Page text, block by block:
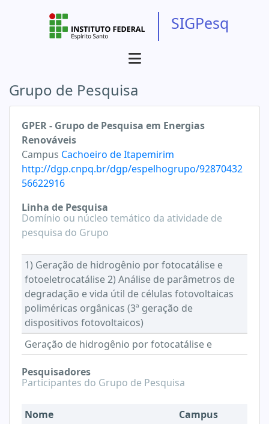
SIGPesq
Grupo de Pesquisa
GPER - Grupo de Pesquisa em Energias
Renováveis
Campus Cachoeiro de Itapemirim
http://dgp.cnpq.br/dgp/espelhogrupo/92870432
56622916
Linha de Pesquisa
Domínio ou núcleo temático da atividade de
pesquisa do Grupo
1) Geração de hidrogênio por fotocatálise e
fotoeletrocatálise 2) Análise de parâmetros de
degradação e vida útil de células fotovoltaicas
poliméricas orgânicas (3ª geração de
dispositivos fotovoltaicos)
Geração de hidrogênio por fotocatálise e
Pesquisadores
Participantes do Grupo de Pesquisa
Nome
Campus